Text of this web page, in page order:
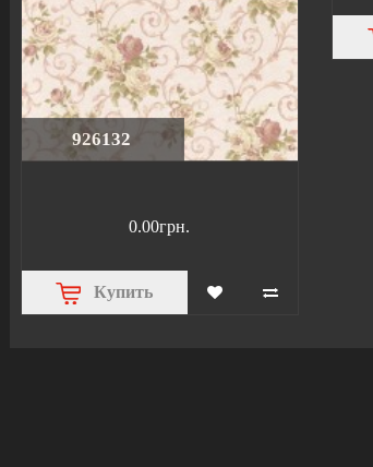
926132
0.00грн.
Купить